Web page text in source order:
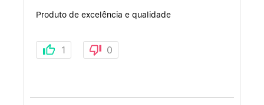
Produto de excelência e qualidade
1 0